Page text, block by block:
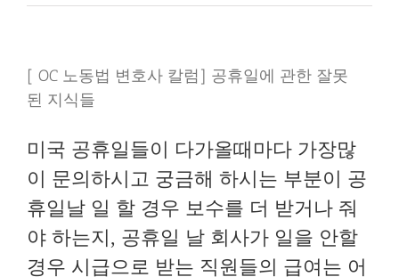
동
사
칼
주
사
항
[ OC 노동법 변호사 칼럼] 공휴일에 관한 잘못
된 지식들
미국 공휴일들이 다가올때마다 가장많
이 문의하시고 궁금해 하시는 부분이 공
휴일날 일 할 경우 보수를 더 받거나 줘
야 하는지, 공휴일 날 회사가 일을 안할
경우 시급으로 받는 직원들의 급여는 어